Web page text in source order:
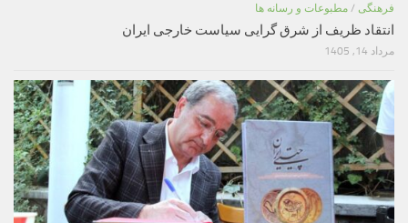
فرهنگی / مطبوعات و رسانه ها
انتقاد ظریف از شرق گرایی سیاست خارجی ایران
مرداد 14, 1405